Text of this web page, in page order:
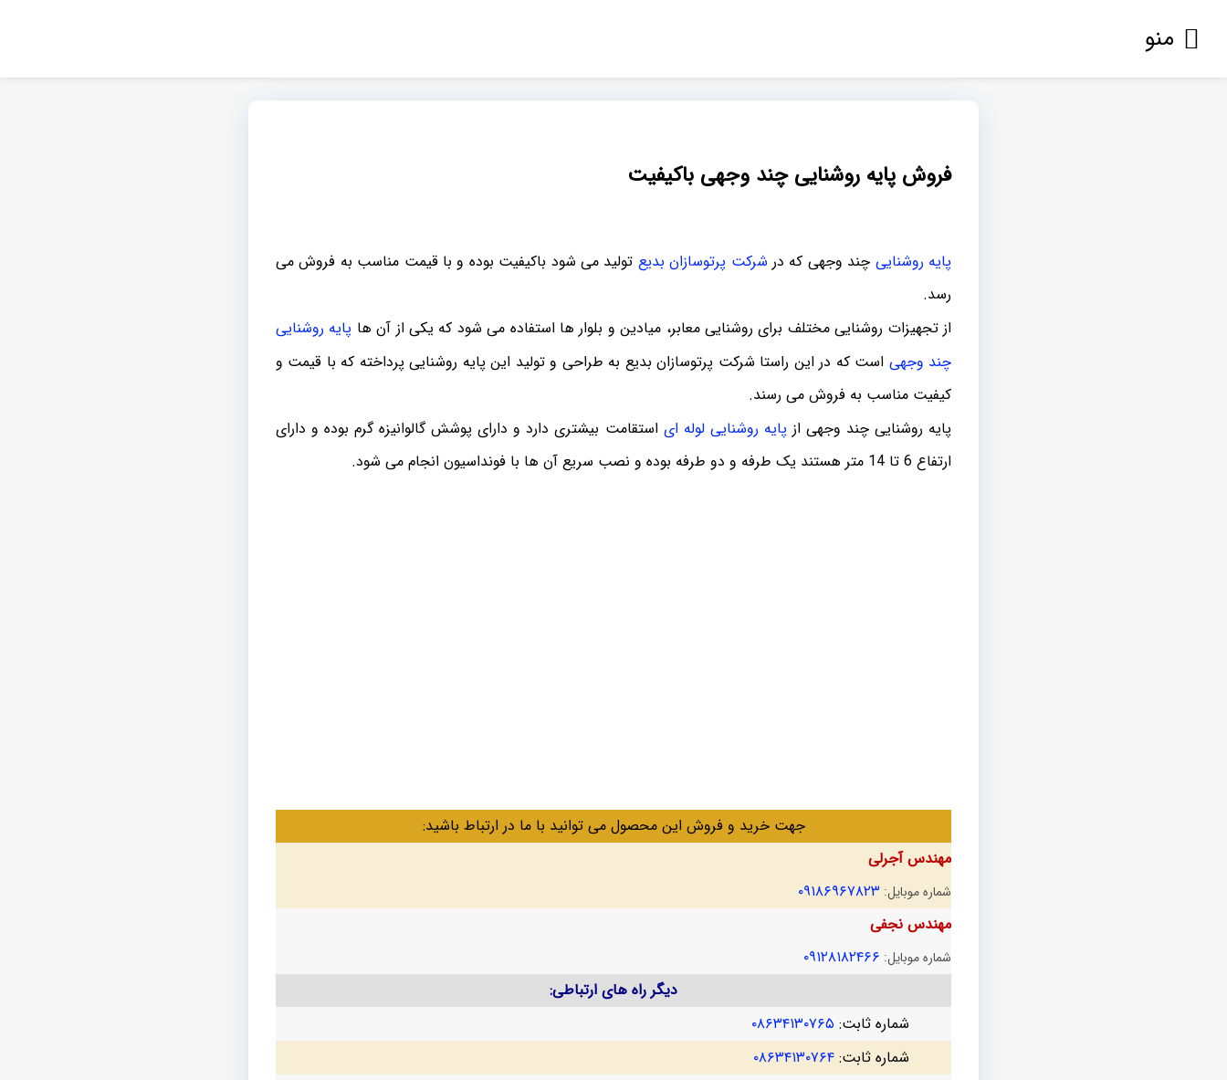
منو
فروش پایه روشنایی چند وجهی باکیفیت
پایه روشنایی چند وجهی که در شرکت پرتوسازان بدیع تولید می شود باکیفیت بوده و با قیمت مناسب به فروش می
رسد.
از تجهیزات روشنایی مختلف برای روشنایی معابر، میادین و بلوار ها استفاده می شود که یکی از آن ها پایه روشنایی
چند وجهی است که در این راستا شرکت پرتوسازان بدیع به طراحی و تولید این پایه روشنایی پرداخته که با قیمت و
کیفیت مناسب به فروش می رسند.
پایه روشنایی چند وجهی از پایه روشنایی لوله ای استقامت بیشتری دارد و دارای پوشش گالوانیزه گرم بوده و دارای
ارتفاع 6 تا 14 متر هستند یک طرفه و دو طرفه بوده و نصب سریع آن ها با فونداسیون انجام می شود.
جهت خرید و فروش این محصول می توانید با ما در ارتباط باشید:
مهندس آجرلی
شماره موبایل: ۰۹۱۸۶۹۶۷۸۲۳
مهندس نجفی
شماره موبایل: ۰۹۱۲۸۱۸۲۴۶۶
دیگر راه های ارتباطی:
شماره ثابت: ۰۸۶۳۴۱۳۰۷۶۵
شماره ثابت: ۰۸۶۳۴۱۳۰۷۶۴